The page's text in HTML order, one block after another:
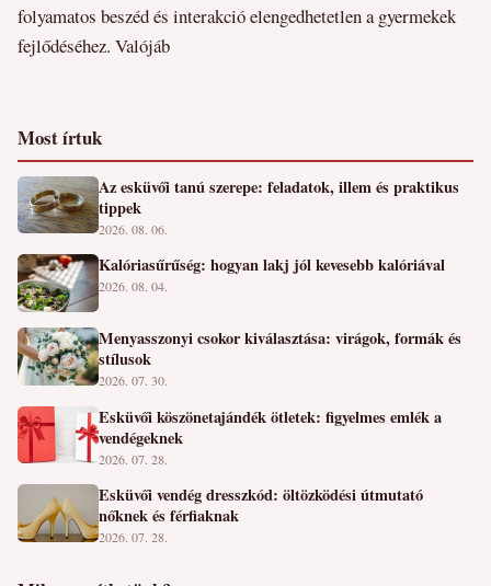
folyamatos beszéd és interakció elengedhetetlen a gyermekek
fejlődéséhez. Valójáb
Most írtuk
Az esküvői tanú szerepe: feladatok, illem és praktikus
tippek
2026. 08. 06.
Kalóriasűrűség: hogyan lakj jól kevesebb kalóriával
2026. 08. 04.
Menyasszonyi csokor kiválasztása: virágok, formák és
stílusok
2026. 07. 30.
Esküvői köszönetajándék ötletek: figyelmes emlék a
vendégeknek
2026. 07. 28.
Esküvői vendég dresszkód: öltözködési útmutató
nőknek és férfiaknak
2026. 07. 28.